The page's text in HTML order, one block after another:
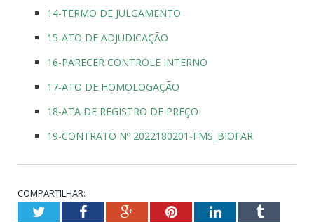
14-TERMO DE JULGAMENTO
15-ATO DE ADJUDICAÇÃO
16-PARECER CONTROLE INTERNO
17-ATO DE HOMOLOGAÇÃO
18-ATA DE REGISTRO DE PREÇO
19-CONTRATO Nº 2022180201-FMS_BIOFAR
COMPARTILHAR:
TwitterFacebookGoogle+PinterestLinkedInTumblr